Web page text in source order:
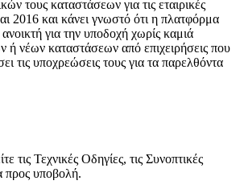
τους καταστάσεων για τις εταιρικές
2016 και κάνει γνωστό ότι η πλατφόρμα
για την υποδοχή χωρίς καμιά
ή νέων καταστάσεων από επιχειρήσεις που
τις υποχρεώσεις τους για τα παρελθόντα
τις Τεχνικές Οδηγίες, τις Συνοπτικές
προς υποβολή.